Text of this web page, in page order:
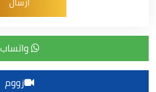
واتساب
زووم